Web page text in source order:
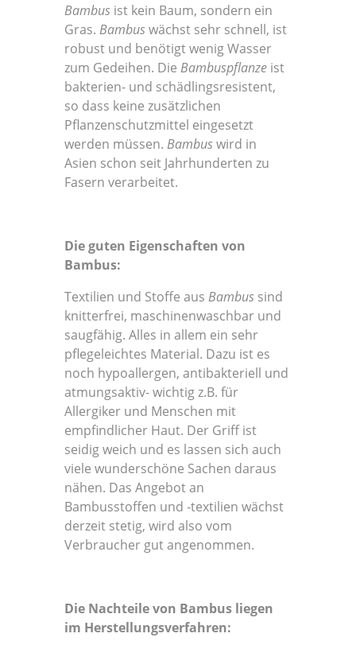
Bambusist kein Baum, sondern ein
Gras. Bambuswächst sehr schnell, ist
robust und benötigt wenig Wasser
zum Gedeihen. Die Bambuspflanze ist
bakterien- und schädlingsresistent,
so dass keine zusätzlichen
Pflanzenschutzmittel eingesetzt
werden müssen. Bambuswird in
Asien schon seit Jahrhunderten zu
Fasern verarbeitet.
Die guten Eigenschaften von
Bambus:
Textilien und Stoffe aus Bambussind
knitterfrei, maschinenwaschbar und
saugfähig. Alles in allem ein sehr
pflegeleichtes Material. Dazu ist es
noch hypoallergen, antibakteriell und
atmungsaktiv- wichtig z.B. für
Allergiker und Menschen mit
empfindlicher Haut. Der Griff ist
seidig weich und es lassen sich auch
viele wunderschöne Sachen daraus
nähen. Das Angebot an
Bambusstoffen und -textilien wächst
derzeit stetig, wird also vom
Verbraucher gut angenommen.
Die Nachteile von Bambus liegen
im Herstellungsverfahren: